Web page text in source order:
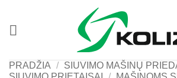
content
PRADŽIA / SIUVIMO MAŠINŲ